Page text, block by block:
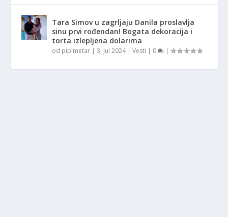
Tara Simov u zagrljaju Danila proslavlja
sinu prvi rođendan! Bogata dekoracija i
torta izlepljena dolarima
od piplmetar |3. jul 2024|Vesti | 0 |